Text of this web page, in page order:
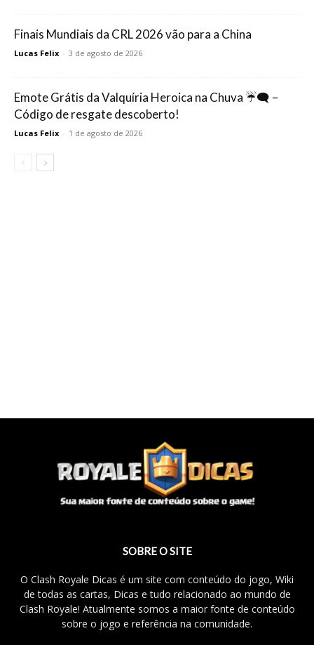
Finais Mundiais da CRL 2026 vão para a China
Lucas Felix - 3 de agosto de 2026
Emote Grátis da Valquíria Heroica na Chuva ☔🗨️ –
Código de resgate descoberto!
Lucas Felix - 1 de agosto de 2026
SOBRE O SITE
O Clash Royale Dicas é um site com conteúdo do jogo, Wiki
de todas as cartas, Dicas e tudo relacionado ao mundo de
Clash Royale! Atualmente somos a maior fonte de conteúdo
sobre o jogo e referência na comunidade.